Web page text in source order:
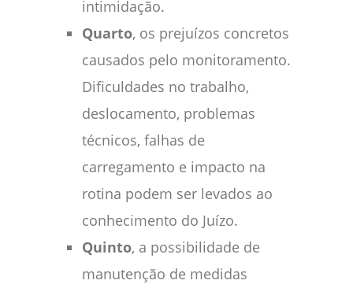
intimidação.
Quarto, os prejuízos concretos
causados pelo monitoramento.
Dificuldades no trabalho,
deslocamento, problemas
técnicos, falhas de
carregamento e impacto na
rotina podem ser levados ao
conhecimento do Juízo.
Quinto, a possibilidade de
manutenção de medidas